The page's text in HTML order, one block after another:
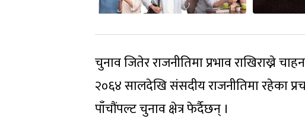
चुनाव जितेर राजनीतिमा प्रभाव राखिराख्ने
२०६४ सालदेखि संसदीय राजनीतिमा रहेका
पाँचौंपल्ट चुनाव क्षेत्र फेर्दैछन् ।